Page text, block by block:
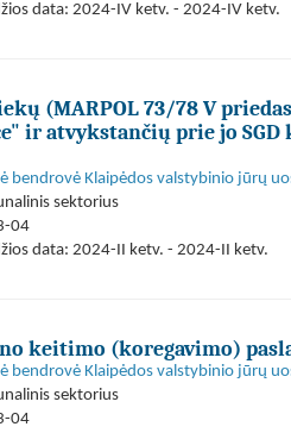
data: 2024-IV ketv. - 2024-IV ketv.
(MARPOL 73/78 V
ir atvykstančių prie jo
bendrovė Klaipėdos valstybinio jūrų
sektorius
04
data: 2024-II ketv. - 2024-II ketv.
keitimo (koregavimo)
bendrovė Klaipėdos valstybinio jūrų
sektorius
04